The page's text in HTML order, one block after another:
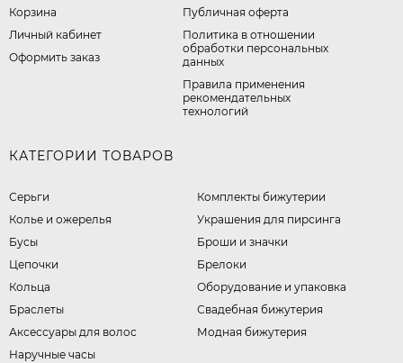
Корзина
Личный кабинет
Оформить заказ
Публичная оферта
​Политика в отношении
обработки персональных
данных
Правила применения
рекомендательных
технологий
КАТЕГОРИИ ТОВАРОВ
Серьги
Колье и ожерелья
Бусы
Цепочки
Кольца
Браслеты
Аксессуары для волос
Наручные часы
Комплекты бижутерии
Украшения для пирсинга
Броши и значки
Брелоки
Оборудование и упаковка
Свадебная бижутерия
Модная бижутерия